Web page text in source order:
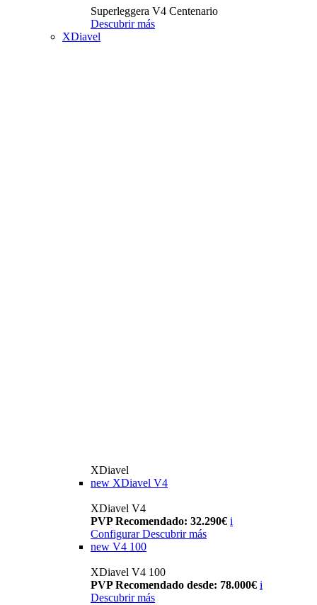
Superleggera V4 Centenario
Descubrir más
XDiavel
XDiavel
new XDiavel V4
XDiavel V4
PVP Recomendado: 32.290€ i
Configurar Descubrir más
new V4 100
XDiavel V4 100
PVP Recomendado desde: 78.000€ i
Descubrir más